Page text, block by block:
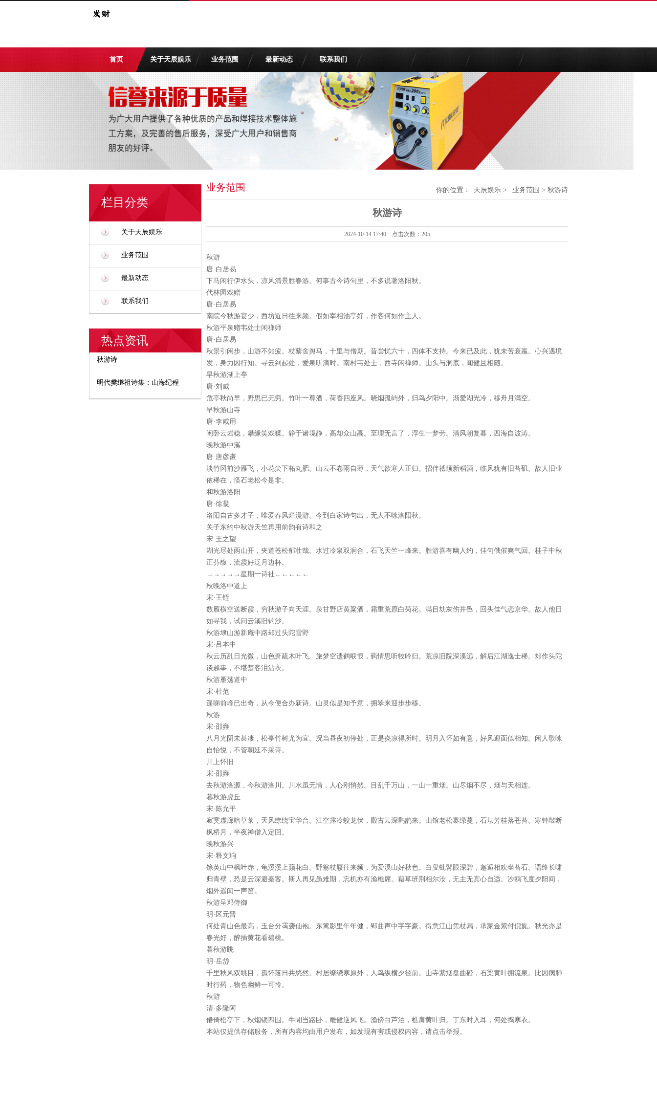
首页 关于天辰娱乐 业务范围 最新动态 联系我们
栏目分类
关于天辰娱乐
业务范围
最新动态
联系我们
热点资讯
秋游诗
明代樊继祖诗集：山海纪程
你的位置： 天辰娱乐 > 业务范围 > 秋游诗
业务范围
秋游诗
2024-10-14 17:40 点击次数：205
秋游
唐·白居易
下马闲行伊水头，凉风清景胜春游。何事古今诗句里，不多说著洛阳秋。
代林园戏赠
唐·白居易
南院今秋游宴少，西坊近日往来频。假如宰相池亭好，作客何如作主人。
秋游平泉赠韦处士闲禅师
唐·白居易
秋景引闲步，山游不知疲。杖藜舍舆马，十里与僧期。昔尝忧六十，四体不支持。今来已及此，犹未苦衰羸。心兴遇境
发，身力因行知。寻云到起处，爱泉听滴时。南村韦处士，西寺闲禅师。山头与涧底，闻健且相随。
早秋游湖上亭
唐·刘威
危亭秋尚早，野思已无穷。竹叶一尊酒，荷香四座风。晓烟孤屿外，归鸟夕阳中。渐爱湖光冷，移舟月满空。
早秋游山寺
唐·李咸用
闲卧云岩稳，攀缘笑戏猱。静于诸境静，高却众山高。至理无言了，浮生一梦劳。清风朝复暮，四海自波涛。
晚秋游中溪
唐·唐彦谦
淡竹冈前沙雁飞，小花尖下柘丸肥。山云不卷雨自薄，天气欲寒人正归。招伴祗须新稻酒，临风犹有旧苔矶。故人旧业
依稀在，怪石老松今是非。
和秋游洛阳
唐·徐凝
洛阳自古多才子，唯爱春风烂漫游。今到白家诗句出，无人不咏洛阳秋。
关子东约中秋游天竺再用前韵有诗和之
宋·王之望
湖光尽处两山开，夹道苍松郁壮哉。水过冷泉双涧合，石飞天竺一峰来。胜游喜有幽人约，佳句俄催爽气回。桂子中秋
正芬馥，流霞好泛月边杯。
→→→→→星期一诗社←←←←←
秋晚洛中道上
宋·王铚
数雁横空送断霞，穷秋游子向天涯。泉甘野店黄粱酒，霜重荒原白菊花。满目劫灰伤井邑，回头佳气恋京华。故人他日
如寻我，试问云溪旧钓沙。
秋游埭山游新庵中路却过头陀雪野
宋·吕本中
秋云历乱日光微，山色萧疏木叶飞。旅梦空遗鹤唳恨，羁情思听牧吟归。荒凉旧院深溪远，解后江湖逸士稀。却作头陀
谈越事，不堪楚客泪沾衣。
秋游雁荡道中
宋·杜范
遥睇前峰已出奇，从今便合办新诗。山灵似是知予意，拥翠来迎步步移。
秋游
宋·邵雍
八月光阴未甚凄，松亭竹树尤为宜。况当昼夜初停处，正是炎凉得所时。明月入怀如有意，好风迎面似相知。闲人歌咏
自怡悦，不管朝廷不采诗。
川上怀旧
宋·邵雍
去秋游洛源，今秋游洛川。川水虽无情，人心刚悄然。目乱千万山，一山一重烟。山尽烟不尽，烟与天相连。
暮秋游虎丘
宋·陈允平
寂寞虚廊暗草莱，天风缭绕宝华台。江空露冷蛟龙伏，殿古云深鹳鹊来。山馆老松褰绿蔓，石坛芳桂落苍苔。寒钟敲断
枫桥月，半夜禅僧入定回。
晚秋游兴
宋·释文珦
馀英山中枫叶赤，龟溪溪上蘋花白。野翁杖屦往来频，为爱溪山好秋色。白叟虬髯眼深碧，邂逅相欢坐苔石。语终长啸
归青壁，恐是云深避秦客。斯人再见虽难期，忘机亦有渔樵席。藉草班荆相尔汝，无主无宾心自适。沙鸥飞度夕阳间，
烟外遥闻一声笛。
秋游呈邓侍御
明·区元晋
何处青山色最高，玉台分霭袭仙袍。东篱影里年年健，郢曲声中字字豪。得意江山凭杖舄，承家金紫付倪旄。秋光亦是
春光好，醉插黄花看碧桃。
暮秋游眺
明·岳岱
千里秋风双眺目，孤怀落日共悠然。村居缭绕寒原外，人鸟纵横夕径前。山寺紫烟盘曲磴，石梁黄叶拥流泉。比因病肺
时行药，物色幽鲜一可怜。
秋游
清·多隆阿
倦倚松亭下，秋烟锁四围。牛閒当路卧，雕健逆风飞。渔傍白芦泊，樵肩黄叶归。丁东时入耳，何处捣寒衣。
本站仅提供存储服务，所有内容均由用户发布，如发现有害或侵权内容，请点击举报。